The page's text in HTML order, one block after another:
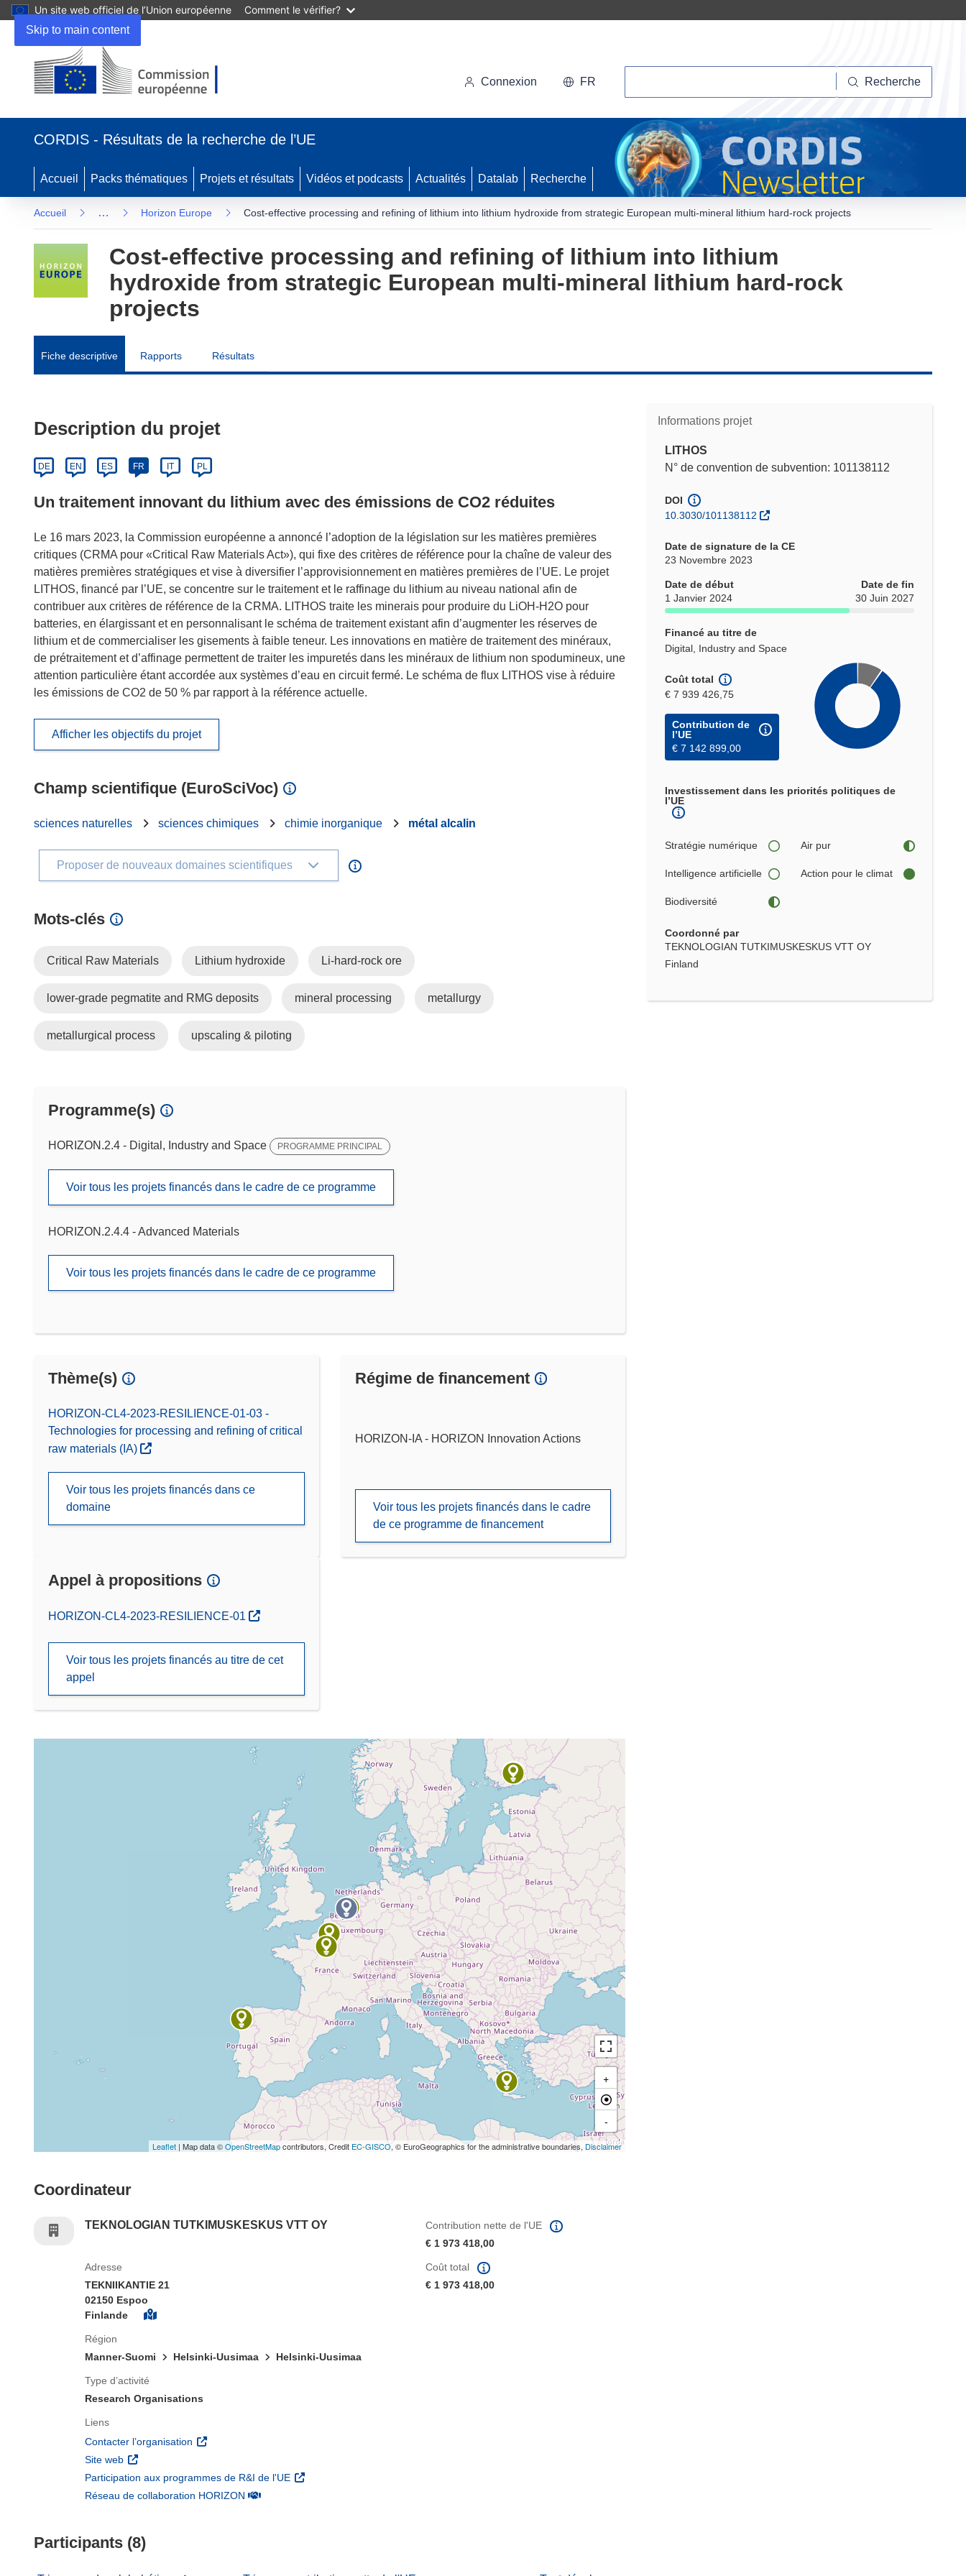
Skip to main content
Un site web officiel de l’Union européenne Comment le vérifier?
Connexion FR Recherche
CORDIS - Résultats de la recherche de l’UE
Accueil Packs thématiques Projets et résultats Vidéos et podcasts Actualités Datalab Recherche
Accueil … Horizon Europe Cost-effective processing and refining of lithium into lithium hydroxide from strategic European multi-mineral lithium hard-rock projects
Cost-effective processing and refining of lithium into lithium
hydroxide from strategic European multi-mineral lithium hard-rock
projects
Fiche descriptive Rapports Résultats
Informations projet
LITHOS
N° de convention de subvention: 101138112
DOI
10.3030/101138112
Date de signature de la CE
23 Novembre 2023
Date de début
1 Janvier 2024
Date de fin
30 Juin 2027
Financé au titre de
Digital, Industry and Space
Coût total
€ 7 939 426,75
Contribution de
l’UE
€ 7 142 899,00
Investissement dans les priorités politiques de
l’UE
Stratégie numérique Air pur
Intelligence artificielle Action pour le climat
Biodiversité
Coordonné par
TEKNOLOGIAN TUTKIMUSKESKUS VTT OY
Finland
Description du projet
DE EN ES FR IT PL
Un traitement innovant du lithium avec des émissions de CO2 réduites
Le 16 mars 2023, la Commission européenne a annoncé l’adoption de la législation sur les matières premières
critiques (CRMA pour «Critical Raw Materials Act»), qui fixe des critères de référence pour la chaîne de valeur des
matières premières stratégiques et vise à diversifier l’approvisionnement en matières premières de l’UE. Le projet
LITHOS, financé par l’UE, se concentre sur le traitement et le raffinage du lithium au niveau national afin de
contribuer aux critères de référence de la CRMA. LITHOS traite les minerais pour produire du LiOH-H2O pour
batteries, en élargissant et en personnalisant le schéma de traitement existant afin d’augmenter les réserves de
lithium et de commercialiser les gisements à faible teneur. Les innovations en matière de traitement des minéraux,
de prétraitement et d’affinage permettent de traiter les impuretés dans les minéraux de lithium non spodumineux, une
attention particulière étant accordée aux systèmes d’eau en circuit fermé. Le schéma de flux LITHOS vise à réduire
les émissions de CO2 de 50 % par rapport à la référence actuelle.
Afficher les objectifs du projet
Champ scientifique (EuroSciVoc)
sciences naturelles sciences chimiques chimie inorganique métal alcalin
Proposer de nouveaux domaines scientifiques
Mots‑clés
Critical Raw Materials Lithium hydroxide Li-hard-rock ore
lower-grade pegmatite and RMG deposits mineral processing metallurgy
metallurgical process upscaling & piloting
Programme(s)
HORIZON.2.4 - Digital, Industry and Space PROGRAMME PRINCIPAL
Voir tous les projets financés dans le cadre de ce programme
HORIZON.2.4.4 - Advanced Materials
Voir tous les projets financés dans le cadre de ce programme
Thème(s)
HORIZON-CL4-2023-RESILIENCE-01-03 -
Technologies for processing and refining of critical
raw materials (IA)
Voir tous les projets financés dans ce
domaine
Régime de financement
HORIZON-IA - HORIZON Innovation Actions
Voir tous les projets financés dans le cadre
de ce programme de financement
Appel à propositions
(s’ouvre dans une nouvelle fenêtre)
HORIZON-CL4-2023-RESILIENCE-01
Voir tous les projets financés au titre de cet
appel
+
-
Leaflet | Map data ©OpenStreetMapcontributors, Credit EC-GISCO, © EuroGeographics for the administrative boundaries, Disclaimer
Coordinateur
TEKNOLOGIAN TUTKIMUSKESKUS VTT OY
Contribution nette de l'UE
€ 1 973 418,00
Adresse
TEKNIIKANTIE 21
02150 Espoo
Finlande
Région
Manner-Suomi
Helsinki-Uusimaa Helsinki-Uusimaa
Type d’activité
Research Organisations
Liens
Contacter l’organisation (s’ouvre dans une nouvelle fenêtre)
Site web (s’ouvre dans une nouvelle fenêtre)
Participation aux programmes de R&I de l'UE (s’ouvre dans une nouvelle fenêtre)
Réseau de collaboration HORIZON(s’ouvre dans une nouvelle fenêtre)
Coût total
€ 1 973 418,00
Participants (8)